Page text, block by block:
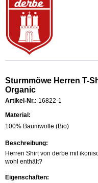
Sturmmöwe Herren T-
Organic
Artikel-Nr.: 16822-1
Material:
100% Baumwolle (Bio)
Beschreibung:
Herren Shirt von derbe mit
wohl enthält?
Eigenschaften: